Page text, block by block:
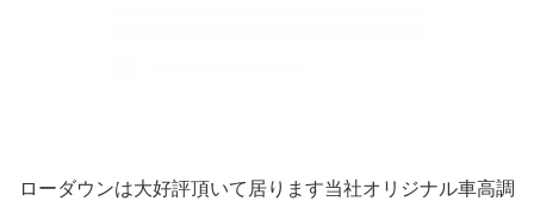
ローダウンは大好評頂いて居ります当社オリジナル車高調